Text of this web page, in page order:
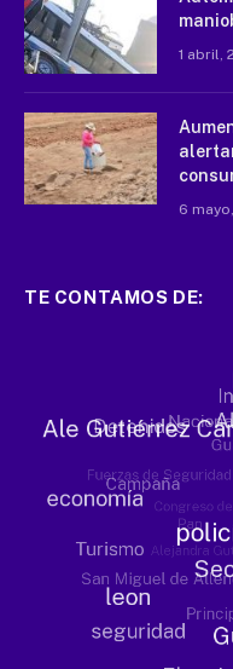
1 abril,
6
TE CONTAMOS DE: